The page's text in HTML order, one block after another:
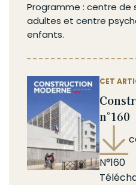
Programme : centre
adultes et centre
enfants.
CET
n°160
N°160